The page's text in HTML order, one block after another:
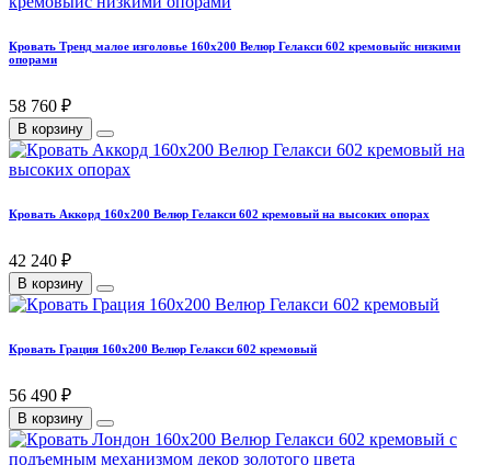
Кровать Тренд малое изголовье 160х200 Велюр Гелакси 602 кремовыйс низкими
опорами
58 760 ₽
В корзину
Кровать Аккорд 160х200 Велюр Гелакси 602 кремовый на высоких опорах
42 240 ₽
В корзину
Кровать Грация 160х200 Велюр Гелакси 602 кремовый
56 490 ₽
В корзину